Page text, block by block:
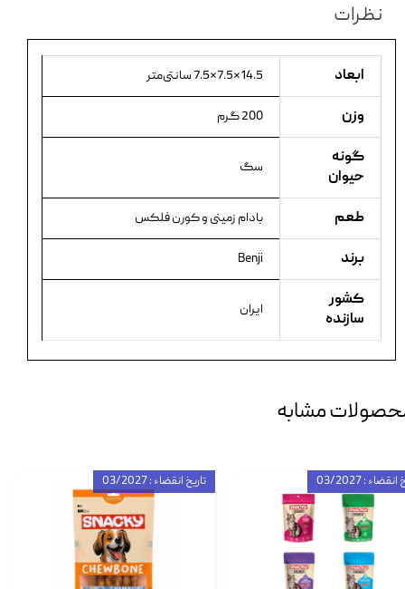
نظرات
ابعاد 14.5×7.5×7.5 سانتی‌متر
وزن 200 گرم
گونه
حیوان
سگ
طعم بادام زمینی و کورن فلکس
برند Benji
کشور
سازنده
ایران
مشابه
تاریخ انقضاء : 03/2027 : 03/2027